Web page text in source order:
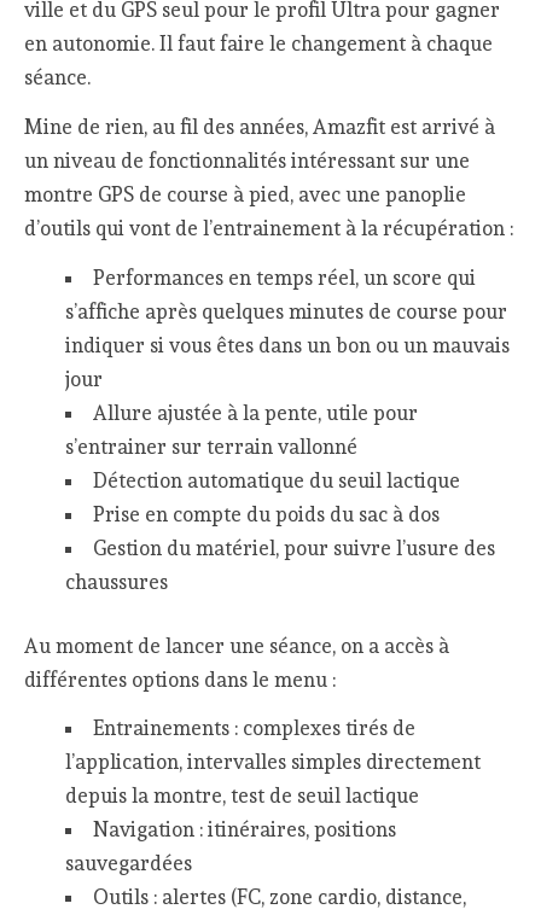
ville et du GPS seul pour le profil Ultra pour gagner
en autonomie. Il faut faire le changement à chaque
séance.
Mine de rien, au fil des années, Amazfit est arrivé à
un niveau de fonctionnalités intéressant sur une
montre GPS de course à pied, avec une panoplie
d’outils qui vont de l’entrainement à la récupération :
Performances en temps réel, un score qui
s’affiche après quelques minutes de course pour
indiquer si vous êtes dans un bon ou un mauvais
jour
Allure ajustée à la pente, utile pour
s’entrainer sur terrain vallonné
Détection automatique du seuil lactique
Prise en compte du poids du sac à dos
Gestion du matériel, pour suivre l’usure des
chaussures
Au moment de lancer une séance, on a accès à
différentes options dans le menu :
Entrainements : complexes tirés de
l’application, intervalles simples directement
depuis la montre, test de seuil lactique
Navigation : itinéraires, positions
sauvegardées
Outils : alertes (FC, zone cardio, distance,